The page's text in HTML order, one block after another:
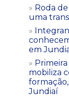
Roda
uma
em
mobiliza
Jundiaí